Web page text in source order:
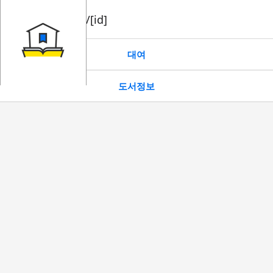
book/rent/[id]
대여
도서정보